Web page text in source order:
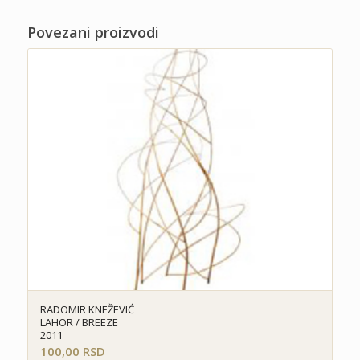
Povezani proizvodi
RADOMIR KNEŽEVIĆ
LAHOR / BREEZE
2011
100,00 RSD